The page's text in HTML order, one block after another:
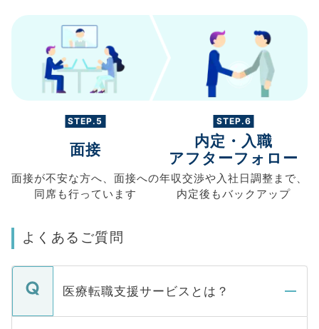
STEP.5
面接
面接が不安な方へ、 面接への
同席も行っています
STEP.6
内定・入職
アフターフォロー
年収交渉や入社日調整まで、
内定後もバックアップ
よくあるご質問
医療転職支援サービスとは？